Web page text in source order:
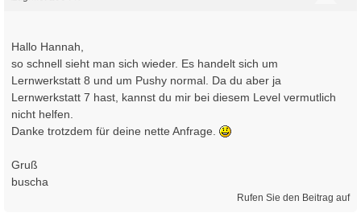
Hallo Hannah,
so schnell sieht man sich wieder. Es handelt sich um
Lernwerkstatt 8 und um Pushy normal. Da du aber ja
Lernwerkstatt 7 hast, kannst du mir bei diesem Level vermutlich
nicht helfen.
Danke trotzdem für deine nette Anfrage.
Gruß
buscha
Rufen Sie den Beitrag auf